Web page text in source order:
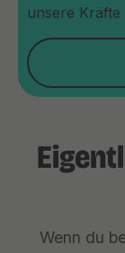
unsere
Wenn du